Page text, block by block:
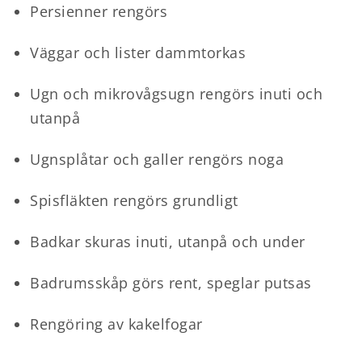
Persienner rengörs
Väggar och lister dammtorkas
Ugn och mikrovågsugn rengörs inuti och
utanpå
Ugnsplåtar och galler rengörs noga
Spisfläkten rengörs grundligt
Badkar skuras inuti, utanpå och under
Badrumsskåp görs rent, speglar putsas
Rengöring av kakelfogar